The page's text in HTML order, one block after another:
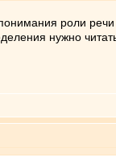
роли речи
нужно читать